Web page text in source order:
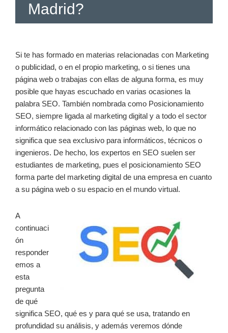
Madrid?
Si te has formado en materias relacionadas con Marketing
o publicidad, o en el propio marketing, o si tienes una
página web o trabajas con ellas de alguna forma, es muy
posible que hayas escuchado en varias ocasiones la
palabra SEO. También nombrada como Posicionamiento
SEO, siempre ligada al marketing digital y a todo el sector
informático relacionado con las páginas web, lo que no
significa que sea exclusivo para informáticos, técnicos o
ingenieros. De hecho, los expertos en SEO suelen ser
estudiantes de marketing, pues el posicionamiento SEO
forma parte del marketing digital de una empresa en cuanto
a su página web o su espacio en el mundo virtual.
A
continuaci
ón
responder
emos a
esta
pregunta
de qué
significa SEO, qué es y para qué se usa, tratando en
profundidad su análisis, y además veremos dónde